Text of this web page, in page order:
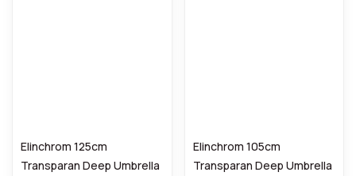
Elinchrom 125cm
Transparan Deep Umbrella
Elinchrom 105cm
Transparan Deep Umbrella